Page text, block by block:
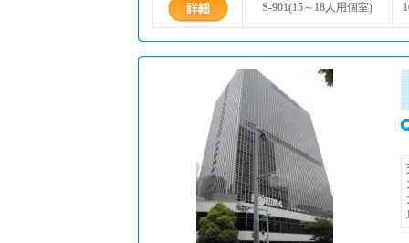
S-901(15～18人用個室)